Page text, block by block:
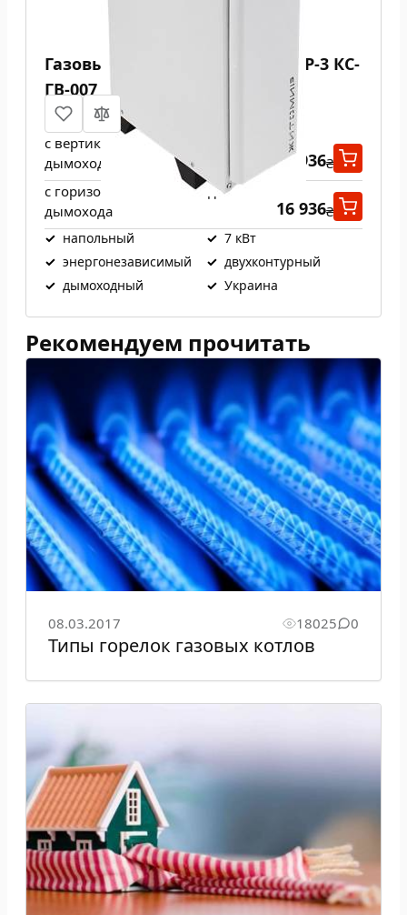
Газовый котел ATEM ЖИТОМИР-3 КС-
ГВ-007 СН
с вертикальным выходом
дымохода
16 936₴
с горизонтальным выходом
дымохода
16 936₴
✓ напольный ✓ 7 кВт
✓ энергонезависимый ✓ двухконтурный
✓ дымоходный ✓ Украина
Рекомендуем прочитать
08.03.2017 18025 0
Типы горелок газовых котлов